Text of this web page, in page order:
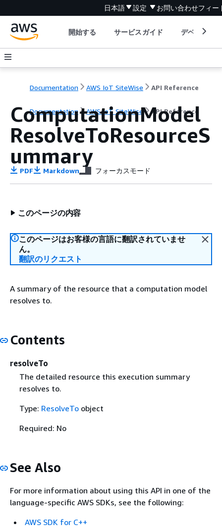
日本語 設定 お問い合わせフィー
開始する サービスガイド デベロッパ
Documentation AWS IoT SiteWise API Reference
Documentation AWS IoT SiteWise API Reference
ComputationModel
ResolveToResourceS
ummary
PDF Markdown フォーカスモード
このページの内容
このページはお客様の言語に翻訳されていませ
ん。
翻訳のリクエスト
A summary of the resource that a computation model
resolves to.
Contents
resolveTo
The detailed resource this execution summary
resolves to.
Type: ResolveToobject
Required: No
See Also
For more information about using this API in one of the
language-specific AWS SDKs, see the following:
AWS SDK for C++